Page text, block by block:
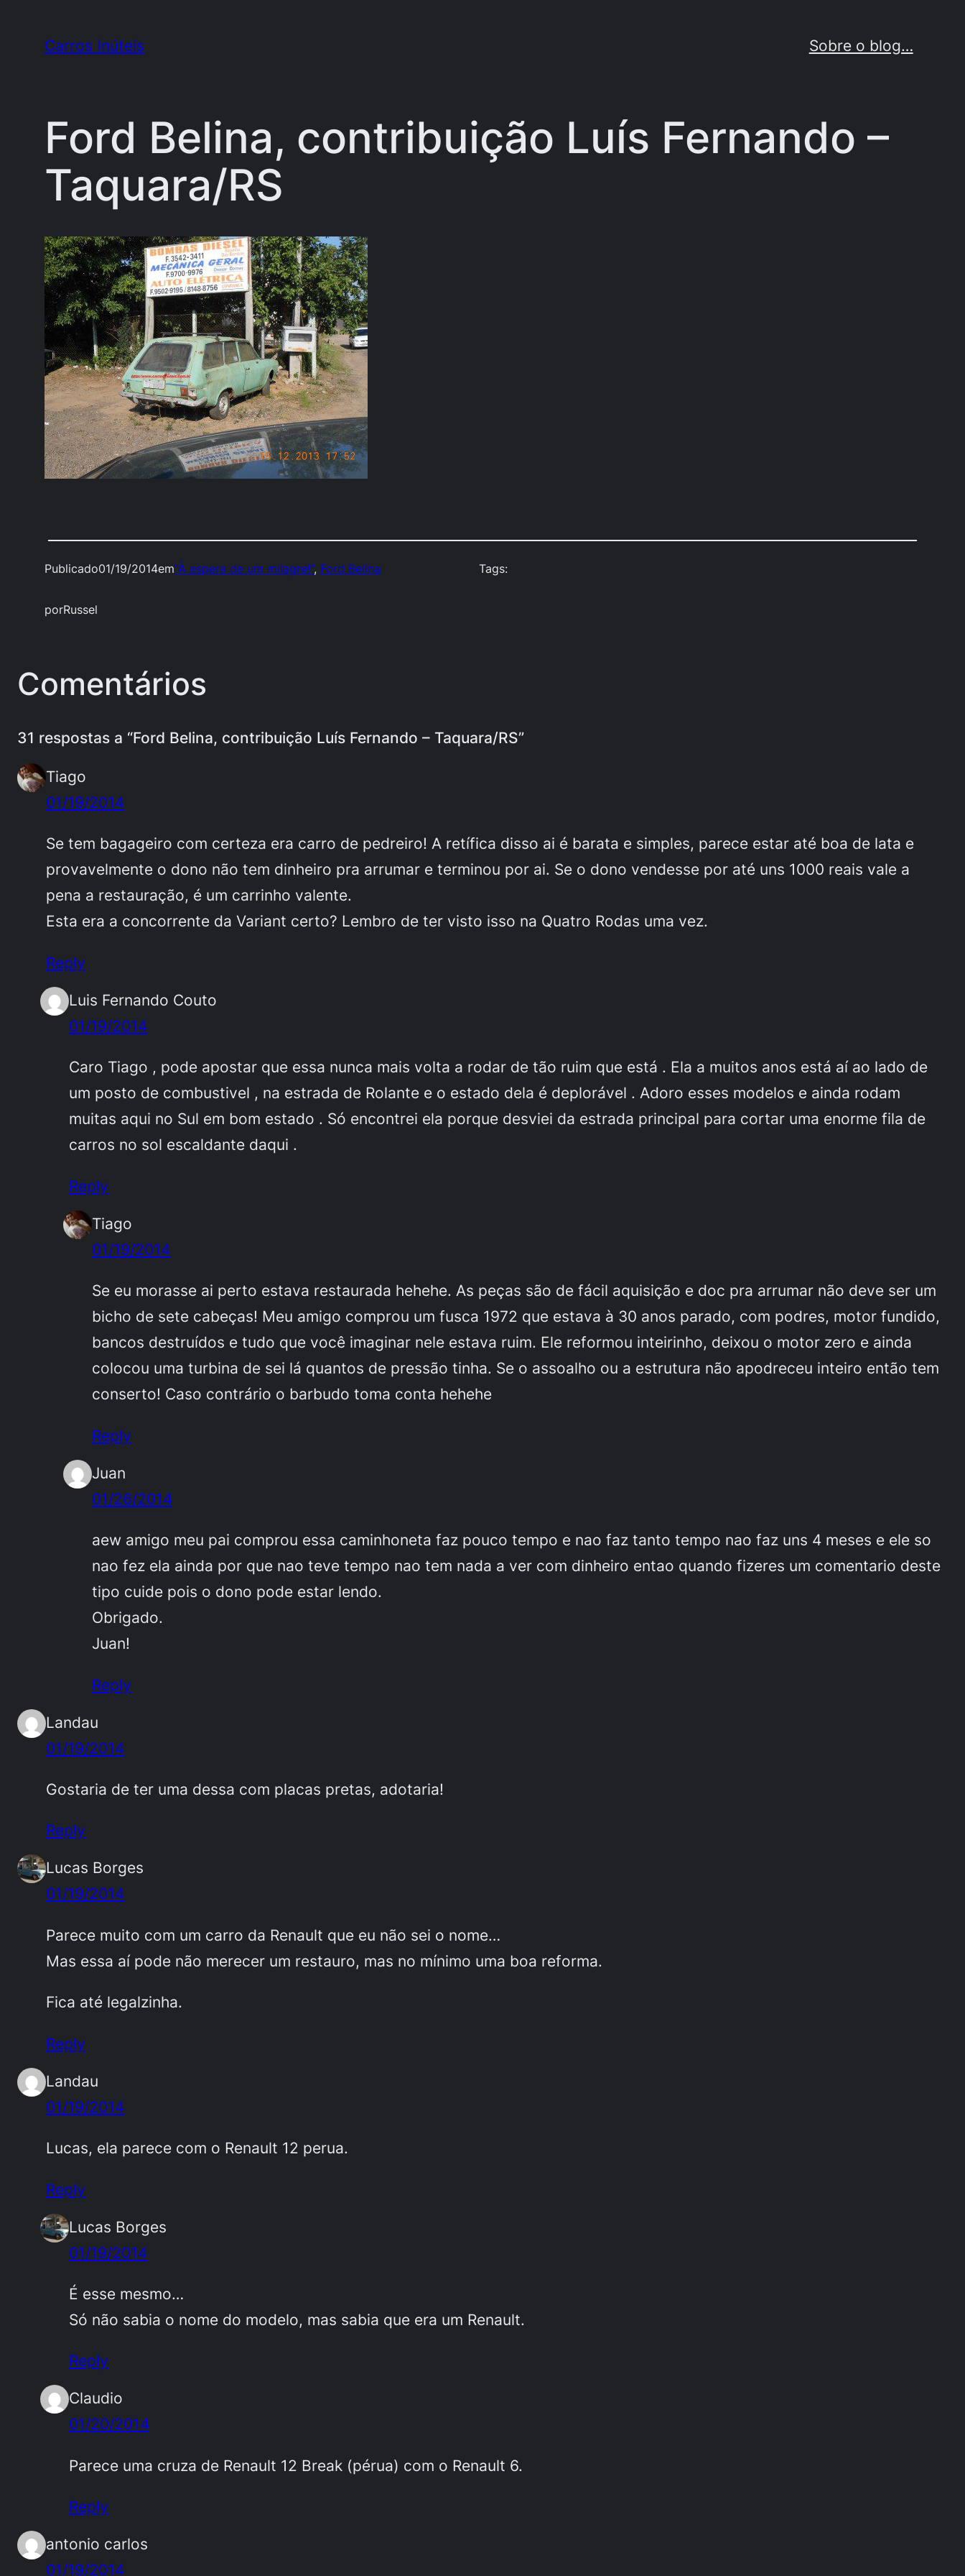
Carros Inúteis Sobre o blog…
Ford Belina, contribuição Luís Fernando –
Taquara/RS
Publicado01/19/2014em"À espera de um milagre!", Ford Belina
porRussel
Tags:
Comentários
31 respostas a “Ford Belina, contribuição Luís Fernando – Taquara/RS”
Tiago
01/19/2014
Se tem bagageiro com certeza era carro de pedreiro! A retífica disso ai é barata e simples, parece estar até boa de lata e
provavelmente o dono não tem dinheiro pra arrumar e terminou por ai. Se o dono vendesse por até uns 1000 reais vale a
pena a restauração, é um carrinho valente.
Esta era a concorrente da Variant certo? Lembro de ter visto isso na Quatro Rodas uma vez.
Reply
Luis Fernando Couto
01/19/2014
Caro Tiago , pode apostar que essa nunca mais volta a rodar de tão ruim que está . Ela a muitos anos está aí ao lado de
um posto de combustivel , na estrada de Rolante e o estado dela é deplorável . Adoro esses modelos e ainda rodam
muitas aqui no Sul em bom estado . Só encontrei ela porque desviei da estrada principal para cortar uma enorme fila de
carros no sol escaldante daqui .
Reply
Tiago
01/19/2014
Se eu morasse ai perto estava restaurada hehehe. As peças são de fácil aquisição e doc pra arrumar não deve ser um
bicho de sete cabeças! Meu amigo comprou um fusca 1972 que estava à 30 anos parado, com podres, motor fundido,
bancos destruídos e tudo que você imaginar nele estava ruim. Ele reformou inteirinho, deixou o motor zero e ainda
colocou uma turbina de sei lá quantos de pressão tinha. Se o assoalho ou a estrutura não apodreceu inteiro então tem
conserto! Caso contrário o barbudo toma conta hehehe
Reply
Juan
01/26/2014
aew amigo meu pai comprou essa caminhoneta faz pouco tempo e nao faz tanto tempo nao faz uns 4 meses e ele so
nao fez ela ainda por que nao teve tempo nao tem nada a ver com dinheiro entao quando fizeres um comentario deste
tipo cuide pois o dono pode estar lendo.
Obrigado.
Juan!
Reply
Landau
01/19/2014
Gostaria de ter uma dessa com placas pretas, adotaria!
Reply
Lucas Borges
01/19/2014
Parece muito com um carro da Renault que eu não sei o nome…
Mas essa aí pode não merecer um restauro, mas no mínimo uma boa reforma.
Fica até legalzinha.
Reply
Landau
01/19/2014
Lucas, ela parece com o Renault 12 perua.
Reply
Lucas Borges
01/19/2014
É esse mesmo…
Só não sabia o nome do modelo, mas sabia que era um Renault.
Reply
Claudio
01/20/2014
Parece uma cruza de Renault 12 Break (pérua) com o Renault 6.
Reply
antonio carlos
01/19/2014